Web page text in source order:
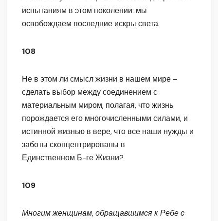
испытаниям в этом поколении: мы
освобождаем последние искры света.
108
Не в этом ли смысл жизни в нашем мире –
сделать выбор между соединением с
материальным миром, полагая, что жизнь
порождается его многочисленными силами, и
истинной жизнью в вере, что все наши нужды и
заботы сконцентрированы в
Единственном Б-ге Жизни?
109
Многим женщинам, обращавшимся к Ребе с